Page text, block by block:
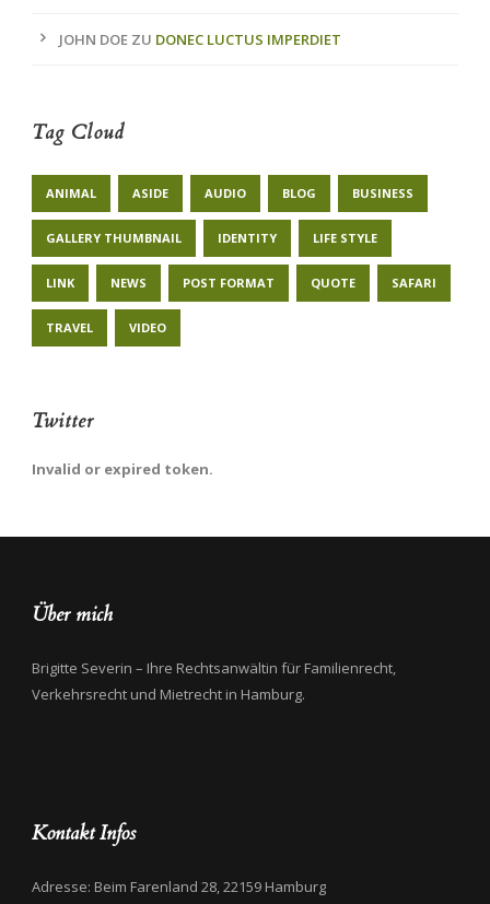
JOHN DOE ZU DONEC LUCTUS IMPERDIET
Tag Cloud
ANIMAL ASIDE AUDIO BLOG BUSINESS
GALLERY THUMBNAIL IDENTITY LIFE STYLE
LINK NEWS POST FORMAT QUOTE SAFARI
TRAVEL VIDEO
Twitter
Invalid or expired token.
Über mich
Brigitte Severin – Ihre Rechtsanwältin für Familienrecht,
Verkehrsrecht und Mietrecht in Hamburg.
Kontakt Infos
Adresse: Beim Farenland 28, 22159 Hamburg